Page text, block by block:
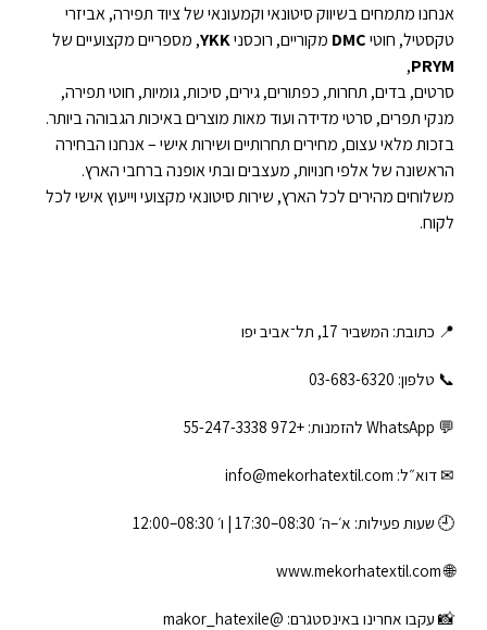
אנחנו מתמחים בשיווק סיטונאי וקמעונאי של ציוד תפירה, אביזרי
טקסטיל, חוטיDMC מקוריים, רוכסניYKK, מספריים מקצועיים של
PRYM
,
סרטים, בדים, תחרות, כפתורים, גירים, סיכות, גומיות, חוטי תפירה,
מנקי תפרים, סרטי מדידה ועוד מאות מוצרים באיכות הגבוהה ביותר.
בזכות מלאי עצום, מחירים תחרותיים ושירות אישי – אנחנו הבחירה
הראשונה של אלפי חנויות, מעצבים ובתי אופנה ברחבי הארץ.
משלוחים מהירים לכל הארץ, שירות סיטונאי מקצועי וייעוץ אישי לכל
לקוח.
📍 כתובת: המשביר 17, תל־אביב יפו
📞 טלפון: ‎03-683-6320
💬 WhatsApp להזמנות: +972 55-247-3338
✉ דוא״ל: info@mekorhatextil.com
🕘 שעות פעילות: א׳–ה׳ 08:30–17:30 | ו׳ 08:30–12:00
🌐
www.mekorhatextil.com
📸 עקבו אחרינו באינסטגרם: @makor_hatexile